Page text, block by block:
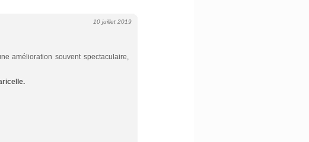
10 juillet 2019
amélioration souvent spectaculaire,